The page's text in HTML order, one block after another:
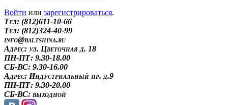
Войти или зарегистрироваться.
Tел: (812)611-10-66
Tел: (812)324-40-99
info@baltshina.ru
Адрес: ул. Цветочная д. 18
ПН-ПТ: 9.30-18.00
СБ-ВС: 9.30-16.00
Адрес: Индустриальный пр. д.9
ПН-ПТ: 9.30-20.00
СБ-ВС: выходной